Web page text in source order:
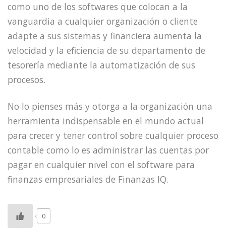
como uno de los softwares que colocan a la
vanguardia a cualquier organización o cliente
adapte a sus sistemas y financiera aumenta la
velocidad y la eficiencia de su departamento de
tesorería mediante la automatización de sus
procesos.
No lo pienses más y otorga a la organización una
herramienta indispensable en el mundo actual
para crecer y tener control sobre cualquier proceso
contable como lo es administrar las cuentas por
pagar en cualquier nivel con el software para
finanzas empresariales de Finanzas IQ.
0